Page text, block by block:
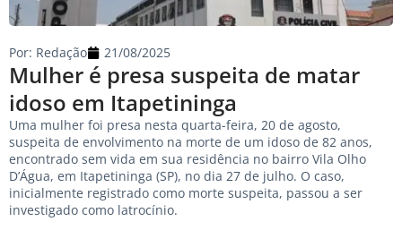
Mulher é presa suspeita de matar
idoso em Itapetininga
Por: Redação 21/08/2025
Uma mulher foi presa nesta quarta-feira, 20 de agosto,
suspeita de envolvimento na morte de um idoso de 82 anos,
encontrado sem vida em sua residência no bairro Vila Olho
D’Água, em Itapetininga (SP), no dia 27 de julho. O caso,
inicialmente registrado como morte suspeita, passou a ser
investigado como latrocínio.